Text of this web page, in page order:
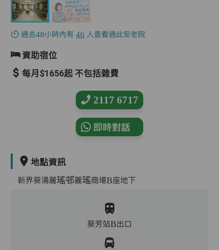
過去48小時內有46 人查看過此安老院
資助宿位
每月$1656起 不包括雜費
2117 6717
即時對話
地點資訊
新界葵涌麗瑤邨麗瑤商場B座地下
葵芳站B出口